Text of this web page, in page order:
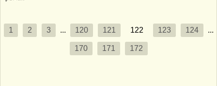
1 2 3 ... 120 121 122 123 124 ...
170 171 172